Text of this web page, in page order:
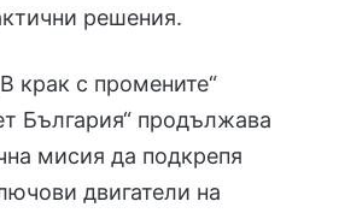
решения.
крак с промените“
България“ продължава
мисия да подкрепя
двигатели на